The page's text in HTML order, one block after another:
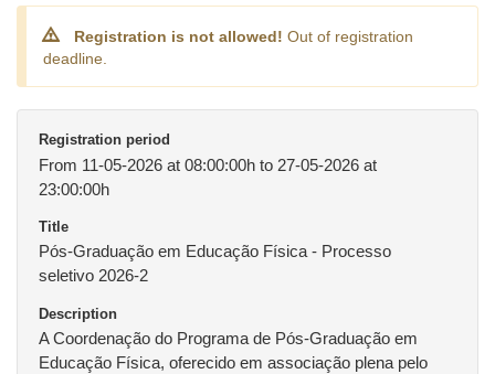
Registration is not allowed! Out of registration
deadline.
Registration period
From 11-05-2026 at 08:00:00h to 27-05-2026 at
23:00:00h
Title
Pós-Graduação em Educação Física - Processo
seletivo 2026-2
Description
A Coordenação do Programa de Pós-Graduação em
Educação Física, oferecido em associação plena pelo